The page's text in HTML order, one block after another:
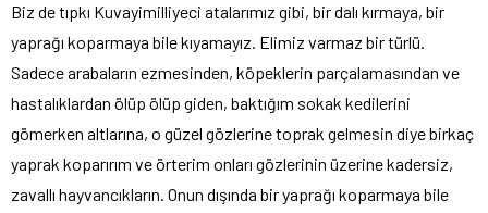
Biz de tıpkı Kuvayimilliyeci atalarımız gibi, bir dalı kırmaya, bir
yaprağı koparmaya bile kıyamayız. Elimiz varmaz bir türlü.
Sadece arabaların ezmesinden, köpeklerin parçalamasından ve
hastalıklardan ölüp ölüp giden, baktığım sokak kedilerini
gömerken altlarına, o güzel gözlerine toprak gelmesin diye birkaç
yaprak koparırım ve örterim onları gözlerinin üzerine kadersiz,
zavallı hayvancıkların. Onun dışında bir yaprağı koparmaya bile